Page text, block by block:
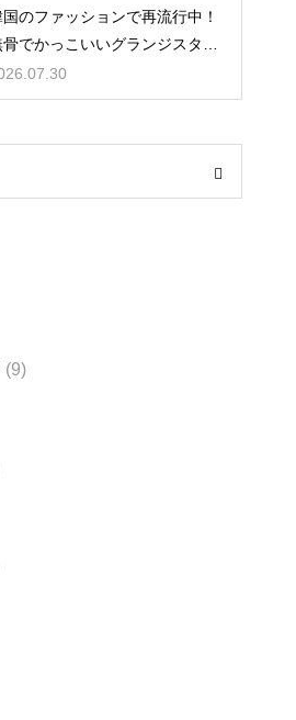
国のファッションで再流行中！
でかっこいいグランジスタイ
特徴
(9)